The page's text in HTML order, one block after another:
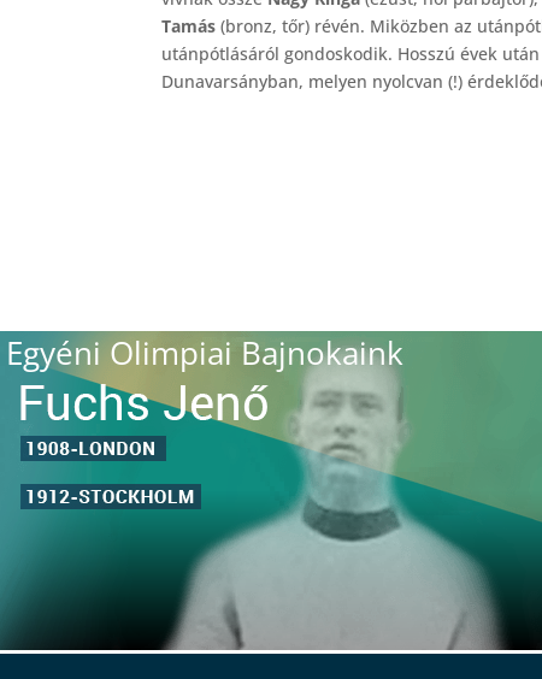
Tamás (bronz, tőr) révén. Miközben az
utánpótlásáról gondoskodik. Hosszú évek
Dunavarsányban, melyen nyolcvan (!)
Egyéni Olimpiai Bajnokaink